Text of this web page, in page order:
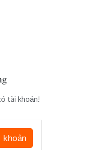
tài khoản!
khoản